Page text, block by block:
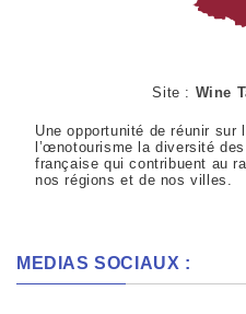
Site : Wine
Une opportunité de réunir sur
l’œnotourisme la diversité
française qui contribuent au
nos régions et de nos villes.
MEDIAS SOCIAUX :